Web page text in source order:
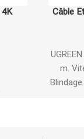
3
3
Câble
5 m.
U/